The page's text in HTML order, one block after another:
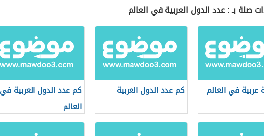
صلة بـ : عدد الدول العربية في العالم
عربية في العالم كم عدد الدول العربية
كم عدد الدول العربية في
العالم